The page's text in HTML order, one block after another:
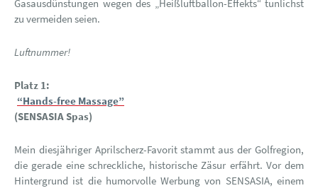
Gasausdünstungen wegen des „Heißluftballon-Effekts“ tunlichst
zu vermeiden seien.
Luftnummer!
Platz 1:
“Hands-free Massage”
(SENSASIA Spas)
Mein diesjähriger Aprilscherz-Favorit stammt aus der Golfregion,
die gerade eine schreckliche, historische Zäsur erfährt. Vor dem
Hintergrund ist die humorvolle Werbung von SENSASIA, einem